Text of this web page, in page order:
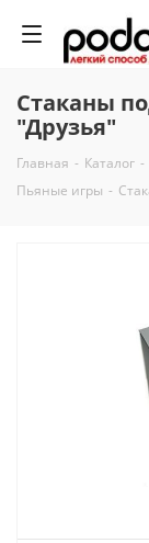
Стаканы
"Друзья"
Главная - Каталог -
Пьяные игры -